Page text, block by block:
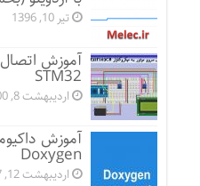
تیر 10, 1396
آموزش
STM32
اردیبهشت 8, 1400
آموزش
Doxygen
اردیبهشت 12, 1397